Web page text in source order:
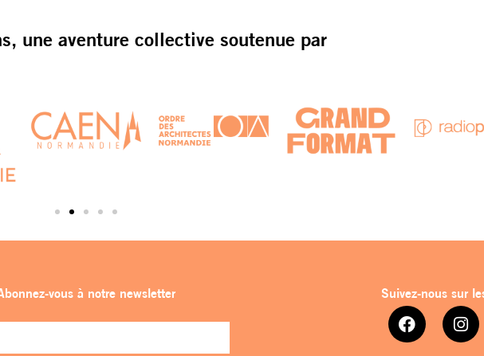
une aventure collective soutenue par
vous à notre newsletter Suivez-nous sur